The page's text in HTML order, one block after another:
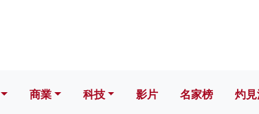
商業 科技 影片 名家榜 灼